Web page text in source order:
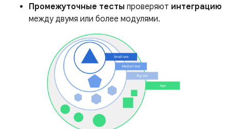
Промежуточные тесты проверяют интеграцию
между двумя или более модулями.